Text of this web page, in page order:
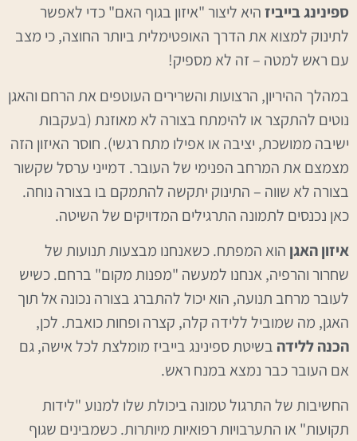
ספינינג בייביזהיא ליצור "איזון בגוף האם" כדי לאפשר
לתינוק למצוא את הדרך האופטימלית ביותר החוצה, כי מצב
עם ראש למטה – זה לא מספיק!
במהלך ההיריון, הרצועות והשרירים העוטפים את הרחם והאגן
נוטים להתקצר או להימתח בצורה לא מאוזנת (בעקבות
ישיבה ממושכת, יציבה או אפילו מתח רגשי). חוסר האיזון הזה
מצמצם את המרחב הפנימי של העובר. דמייני ערסל שקשור
בצורה לא שווה – התינוק יתקשה להתמקם בו בצורה נוחה.
כאן נכנסים לתמונה התרגילים המדויקים של השיטה.
איזון האגן הוא המפתח. כשאנחנו מבצעות תנועות של
שחרור והרפיה, אנחנו למעשה "מפנות מקום" ברחם. כשיש
לעובר מרחב תנועה, הוא יכול להתברג בצורה נכונה אל תוך
האגן, מה שמוביל ללידה קלה, קצרה ופחות כואבת. לכן,
הכנה ללידה בשיטת ספינינג בייביז מומלצת לכל אישה, גם
אם העובר כבר נמצא במנח ראש.
החשיבות של התרגול טמונה ביכולת שלו למנוע "לידות
תקועות" או התערבויות רפואיות מיותרות. כשמבינים שגוף